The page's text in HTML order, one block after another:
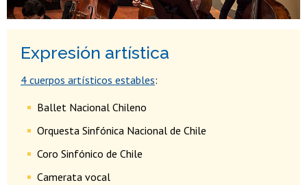
Expresión artística
4 cuerpos artísticos estables:
Ballet Nacional Chileno
Orquesta Sinfónica Nacional de Chile
Coro Sinfónico de Chile
Camerata vocal